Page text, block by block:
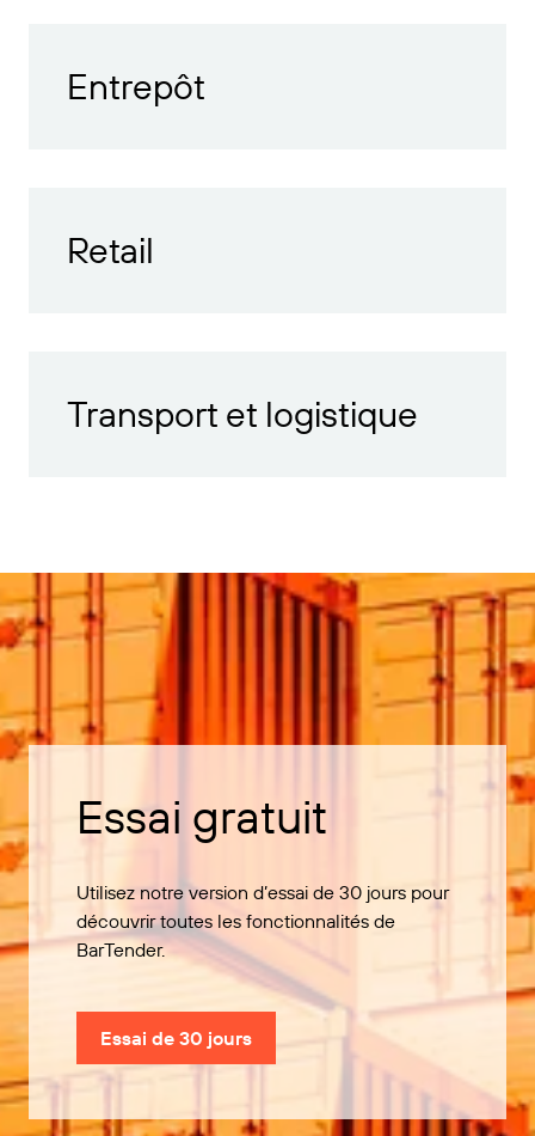
Entrepôt
Retail
Transport et logistique
Essai gratuit
Utilisez notre version d’essai de 30 jours pour
découvrir toutes les fonctionnalités de
BarTender.
Essai de 30 jours